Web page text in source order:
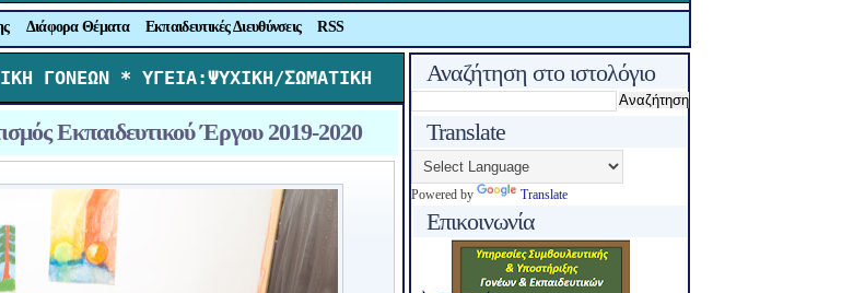
Διάφορα Θέματα Εκπαιδευτικές Διευθύνσεις RSS
ΓΟΝΕΩΝ * ΥΓΕΙΑ:ΨΥΧΙΚΗ/ΣΩΜΑΤΙΚΗ
Εκπαιδευτικού Έργου 2019-2020
Αναζήτηση στο ιστολόγιο
Translate
Powered by Translate
Επικοινωνία